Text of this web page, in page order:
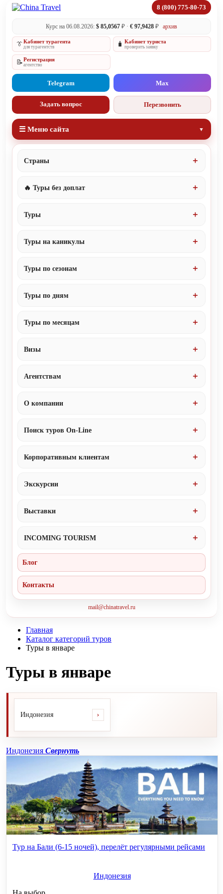
8 (800) 775-80-73
Курс на 06.08.2026: $ 85,0567 ₽ · € 97,9428 ₽ архив
👔Кабинет турагента
для турагентств 🧳 Кабинет туриста
проверить заявку
📝Регистрация
агентство
Telegram Max
Задать вопрос Перезвонить
☰ Меню сайта
Страны
🔥 Туры без доплат
Туры
Туры на каникулы
Туры по сезонам
Туры по дням
Туры по месяцам
Визы
Агентствам
О компании
Поиск туров On-Line
Корпоративным клиентам
Экскурсии
Выставки
INCOMING TOURISM
Блог
Контакты
mail@chinatravel.ru
Главная
Каталог категорий туров
Туры в январе
Туры в январе
Индонезия ›
Индонезия Свернуть
Тур на Бали (6-15 ночей), перелёт регулярными рейсами
Индонезия